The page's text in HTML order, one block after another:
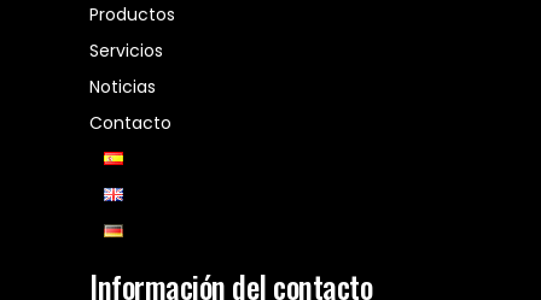
Productos
Servicios
Noticias
Contacto
Información del contacto